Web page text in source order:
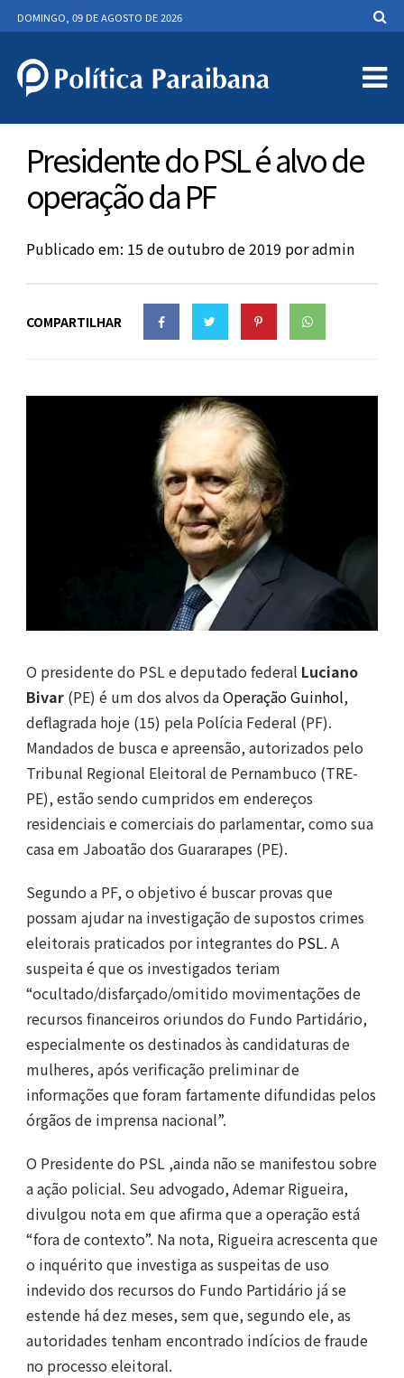
DOMINGO, 09 DE AGOSTO DE 2026
Presidente do PSL é alvo de
operação da PF
Publicado em: 15 de outubro de 2019 poradmin
COMPARTILHAR
O presidente do PSL e deputado federal Luciano
Bivar(PE) é um dos alvos daOperação Guinhol,
deflagrada hoje (15) pela Polícia Federal (PF).
Mandados de busca e apreensão, autorizados pelo
Tribunal Regional Eleitoral de Pernambuco (TRE-
PE), estão sendo cumpridos em endereços
residenciais e comerciais do parlamentar, como sua
casa em Jaboatão dos Guararapes (PE).
Segundo a PF, o objetivo é buscar provas que
possam ajudar na investigação de supostos crimes
eleitorais praticados por integrantes do PSL. A
suspeita é que os investigados teriam
“ocultado/disfarçado/omitido movimentações de
recursos financeiros oriundos do Fundo Partidário,
especialmente os destinados às candidaturas de
mulheres, após verificação preliminar de
informações que foram fartamente difundidas pelos
órgãos de imprensa nacional”.
O Presidente do PSL ,ainda não se manifestou sobre
a ação policial. Seu advogado, Ademar Rigueira,
divulgou nota em que afirma que a operação está
“fora de contexto”. Na nota, Rigueira acrescenta que
o inquérito que investiga as suspeitas de uso
indevido dos recursos do Fundo Partidário já se
estende há dez meses, sem que, segundo ele, as
autoridades tenham encontrado indícios de fraude
no processo eleitoral.